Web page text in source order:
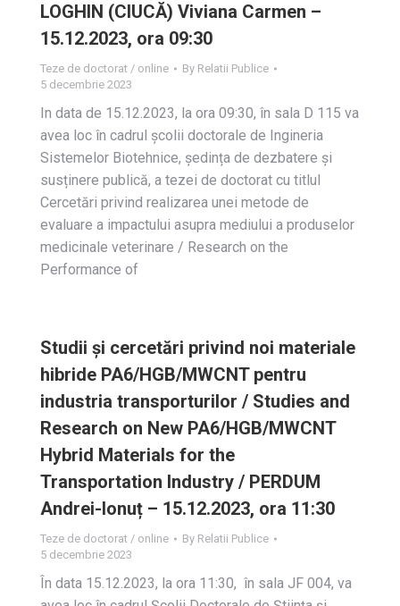
LOGHIN (CIUCĂ) Viviana Carmen –
15.12.2023, ora 09:30
Teze de doctorat / online By Relatii Publice
5 decembrie 2023
In data de 15.12.2023, la ora 09:30, în sala D 115 va
avea loc în cadrul școlii doctorale de Ingineria
Sistemelor Biotehnice, ședința de dezbatere și
susținere publică, a tezei de doctorat cu titlul
Cercetări privind realizarea unei metode de
evaluare a impactului asupra mediului a produselor
medicinale veterinare / Research on the
Performance of
Studii și cercetări privind noi materiale
hibride PA6/HGB/MWCNT pentru
industria transporturilor / Studies and
Research on New PA6/HGB/MWCNT
Hybrid Materials for the
Transportation Industry / PERDUM
Andrei-Ionuț – 15.12.2023, ora 11:30
Teze de doctorat / online By Relatii Publice
5 decembrie 2023
În data 15.12.2023, la ora 11:30, în sala JF 004, va